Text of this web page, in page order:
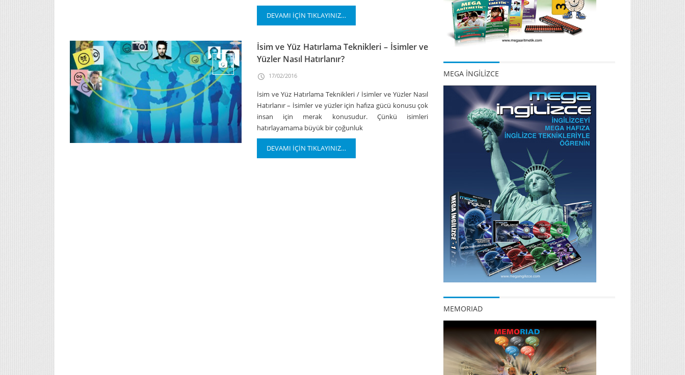
DEVAMI İÇİN TIKLAYINIZ…
İsim ve Yüz Hatırlama Teknikleri – İsimler ve
Yüzler Nasıl Hatırlanır?
17/02/2016
İsim ve Yüz Hatırlama Teknikleri / İsimler ve Yüzler Nasıl
Hatırlanır – İsimler ve yüzler için hafıza gücü konusu çok
insan için merak konusudur. Çünkü isimleri
hatırlayamama büyük bir çoğunluk
DEVAMI İÇİN TIKLAYINIZ…
MEGA İNGİLİZCE
MEMORIAD